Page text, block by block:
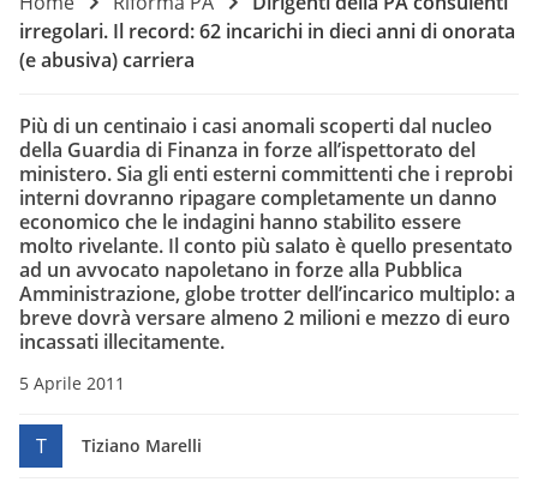
irregolari. Il record: 62 incarichi in dieci anni di onorata
(e abusiva) carriera
Più di un centinaio i casi anomali scoperti dal nucleo
della Guardia di Finanza in forze all’ispettorato del
ministero. Sia gli enti esterni committenti che i reprobi
interni dovranno ripagare completamente un danno
economico che le indagini hanno stabilito essere
molto rivelante. Il conto più salato è quello presentato
ad un avvocato napoletano in forze alla Pubblica
Amministrazione, globe trotter dell’incarico multiplo: a
breve dovrà versare almeno 2 milioni e mezzo di euro
incassati illecitamente.
5 Aprile 2011
T Tiziano Marelli